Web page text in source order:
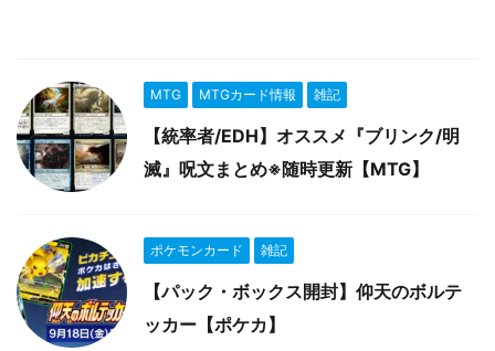
MTG MTGカード情報 雑記
【統率者/EDH】オススメ『ブリンク/明
滅』呪文まとめ※随時更新【MTG】
ポケモンカード 雑記
【パック・ボックス開封】仰天のボルテ
ッカー【ポケカ】